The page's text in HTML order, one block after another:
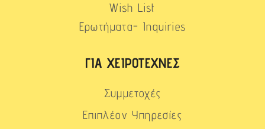
Wish List
Ερωτήματα- Inquiries
ΓΙΑ ΧΕΙΡΟΤΈΧΝΕΣ
Συμμετοχές
Επιπλέον Υπηρεσίες